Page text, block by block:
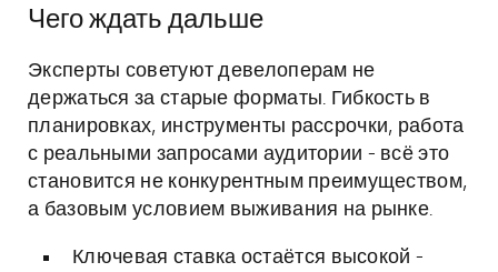
Чего ждать дальше
Эксперты советуют девелоперам не
держаться за старые форматы. Гибкость в
планировках, инструменты рассрочки, работа
с реальными запросами аудитории - всё это
становится не конкурентным преимуществом,
а базовым условием выживания на рынке.
Ключевая ставка остаётся высокой -